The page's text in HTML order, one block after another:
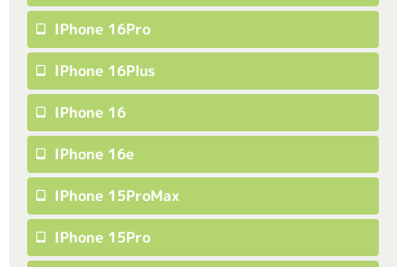
IPhone 16Pro
IPhone 16Plus
IPhone 16
IPhone 16e
IPhone 15ProMax
IPhone 15Pro